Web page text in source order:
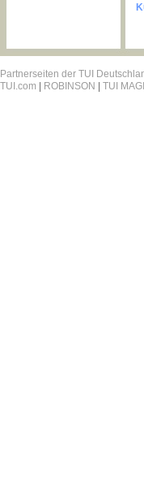
Partnerseiten der TUI
TUI.com
ROBINSON TUI